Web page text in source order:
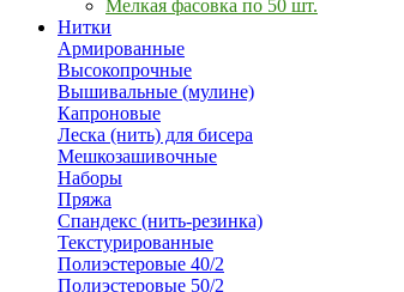
Мелкая фасовка по 50 шт.
Нитки
Армированные
Высокопрочные
Вышивальные (мулине)
Капроновые
Леска (нить) для бисера
Мешкозашивочные
Наборы
Пряжа
Спандекс (нить-резинка)
Текстурированные
Полиэстеровые 40/2
Полиэстеровые 50/2